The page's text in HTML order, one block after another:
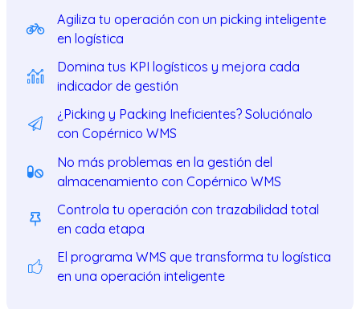
Agiliza tu operación con un picking inteligente
en logística
Domina tus KPI logísticos y mejora cada
indicador de gestión
¿Picking y Packing Ineficientes? Soluciónalo
con Copérnico WMS
No más problemas en la gestión del
almacenamiento con Copérnico WMS
Controla tu operación con trazabilidad total
en cada etapa
El programa WMS que transforma tu logística
en una operación inteligente